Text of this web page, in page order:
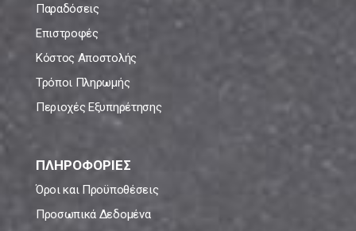
Παραδόσεις
Επιστροφές
Κόστος Αποστολής
Τρόποι Πληρωμής
Περιοχές Εξυπηρέτησης
ΠΛΗΡΟΦΟΡΙΕΣ
Όροι και Προϋποθέσεις
Προσωπικά Δεδομένα